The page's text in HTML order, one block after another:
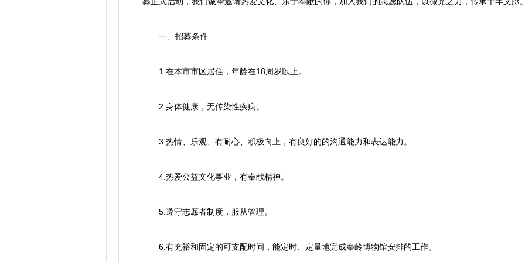
一、招募条件
1.在本市市区居住，年龄在18周岁以上。
2.身体健康，无传染性疾病。
3.热情、乐观、有耐心、积极向上，有良好的的沟通能力和表达能力。
4.热爱公益文化事业，有奉献精神。
5.遵守志愿者制度，服从管理。
6.有充裕和固定的可支配时间，能定时、定量地完成秦岭博物馆安排的工作。